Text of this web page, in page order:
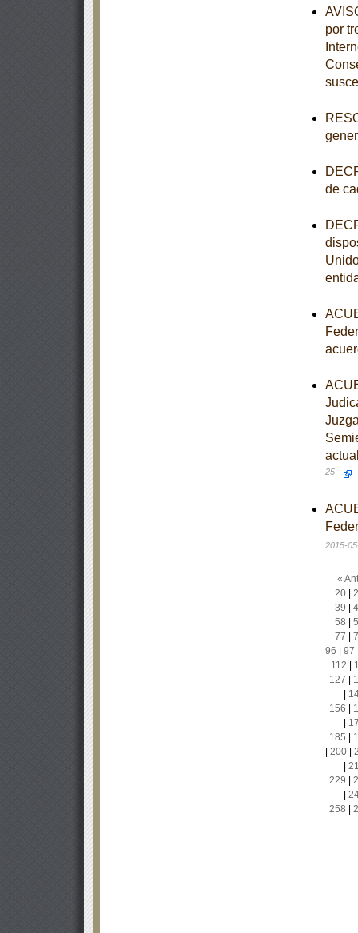
por
de
25
2015-
«
20|
39
58
77
96
97
112
127
156
185
200|
229
258